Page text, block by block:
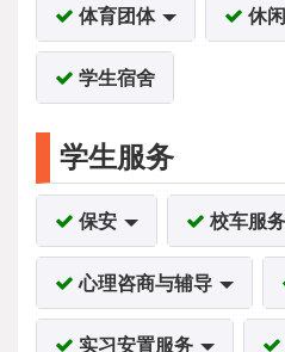
体育团体 休
学生宿舍
学生服务
保安 校车服务
心理咨商与辅导
实习安置服务